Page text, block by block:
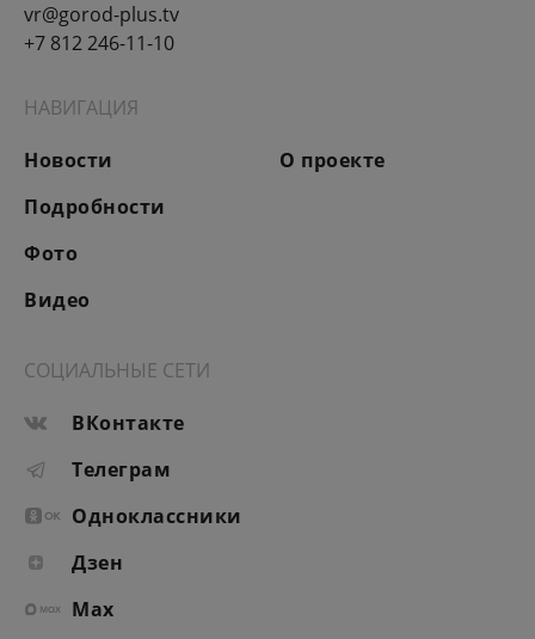
vr@gorod-plus.tv
+7 812 246-11-10
НАВИГАЦИЯ
Новости
Подробности
Фото
Видео
О проекте
СОЦИАЛЬНЫЕ СЕТИ
ВКонтакте
Телеграм
Одноклассники
Дзен
Max